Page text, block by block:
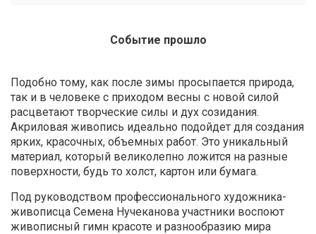
Событие прошло
Подобно тому, как после зимы просыпается природа,
так и в человеке с приходом весны с новой силой
расцветают творческие силы и дух созидания.
Акриловая живопись идеально подойдет для создания
ярких, красочных, объемных работ. Это уникальный
материал, который великолепно ложится на разные
поверхности, будь то холст, картон или бумага.
Под руководством профессионального художника-
живописца Семена Нучеканова участники воспоют
живописный гимн красоте и разнообразию мира